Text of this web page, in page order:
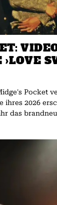
Pocket
ihres 2026
das